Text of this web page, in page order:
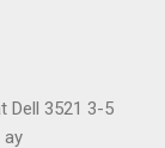
Dell 3521 3-5
ay